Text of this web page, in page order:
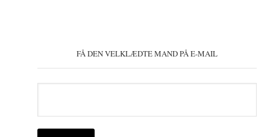
FÅ DEN VELKLÆDTE MAND PÅ E-MAIL